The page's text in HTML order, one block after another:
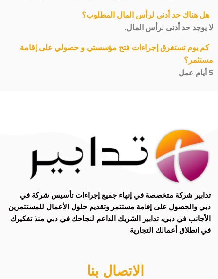
هل هناك حد أدنى لرأس المال المطلوب؟
لا يوجد حد أدنى لرأس المال.
كم يوم تستغرق إجراءات فتح مؤسستي و حصولي على إقامة
مستثمر؟
5 أيام عمل
تدابير شركة متخصصة في إنهاء جميع إجراءات تأسيس شركة في
دبي و الحصول على إقامة مستثمر وتقديم حلول الأعمال للمستثمرين
الأجانب في دبي، تدابير الشريك الداعم لنجاحك في دبي منذ تفكيرك
في انطلاق أعمالك التجارية
الاتصال بنا